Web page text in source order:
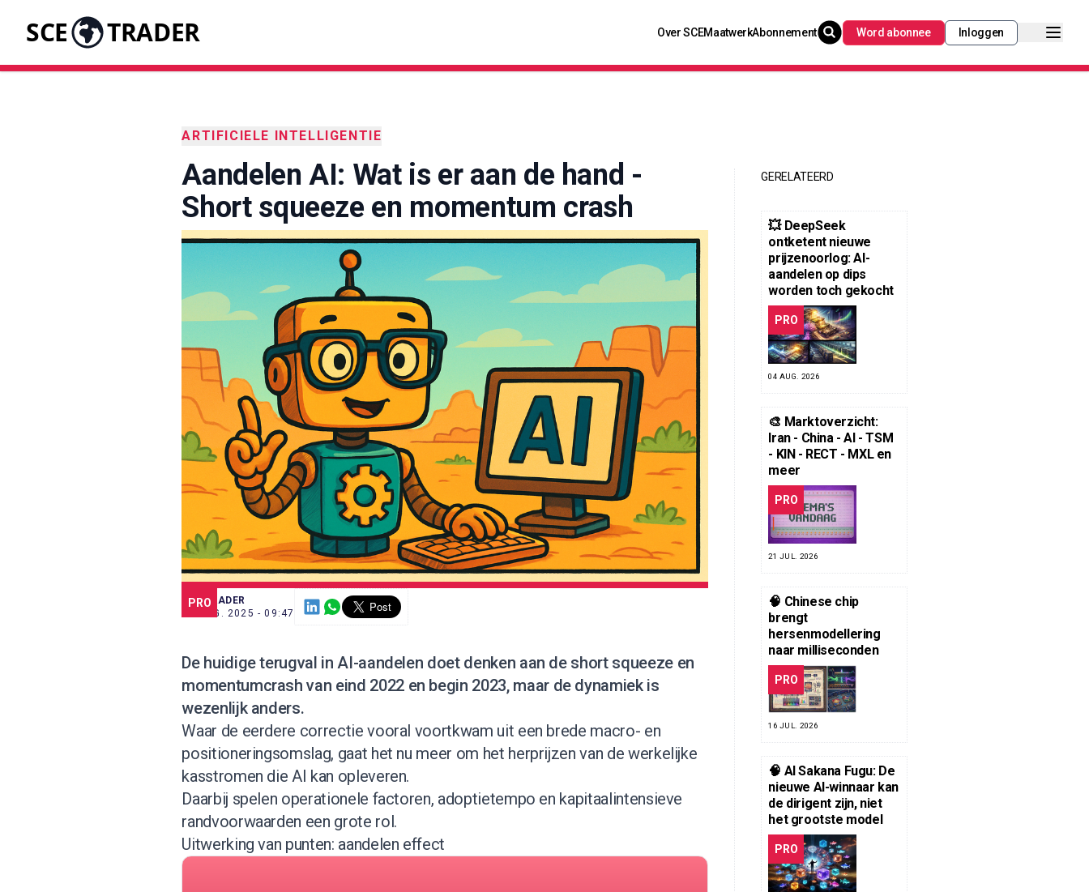
SCE TRADER Over SCEMaatwerkAbonnement Word abonnee Inloggen
ARTIFICIELE INTELLIGENTIE
Aandelen AI: Wat is er aan de hand -
Short squeeze en momentum crash
PRO
SCE TRADER
21 AUG. 2025 - 09:47
De huidige terugval in AI-aandelen doet denken aan de short squeeze en
momentumcrash van eind 2022 en begin 2023, maar de dynamiek is
wezenlijk anders.
Waar de eerdere correctie vooral voortkwam uit een brede macro- en
positioneringsomslag, gaat het nu meer om het herprijzen van de werkelijke
kasstromen die AI kan opleveren.
Daarbij spelen operationele factoren, adoptietempo en kapitaalintensieve
randvoorwaarden een grote rol.
Uitwerking van punten: aandelen effect
GERELATEERD
💥 DeepSeek
ontketent nieuwe
prijzenoorlog: AI-
aandelen op dips
worden toch gekocht
PRO
04 AUG. 2026
🎨 Marktoverzicht:
Iran - China - AI - TSM
- KIN - RECT - MXL en
meer
PRO
21 JUL. 2026
🧠 Chinese chip
brengt
hersenmodellering
naar milliseconden
PRO
16 JUL. 2026
🧠 AI Sakana Fugu: De
nieuwe AI-winnaar kan
de dirigent zijn, niet
het grootste model
PRO